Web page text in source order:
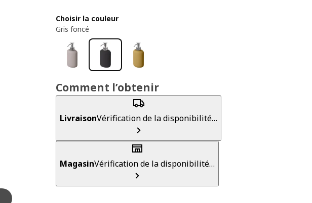
Choisir la couleur
Gris foncé
Comment l’obtenir
LivraisonVérification de la disponibilité…
MagasinVérification de la disponibilité…